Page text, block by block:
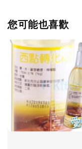
您可能也喜歡